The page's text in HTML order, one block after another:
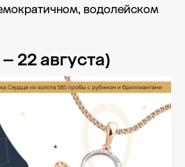
водолейском
22 августа)